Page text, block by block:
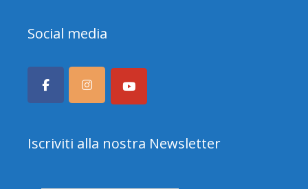
Social media
Iscriviti alla nostra Newsletter